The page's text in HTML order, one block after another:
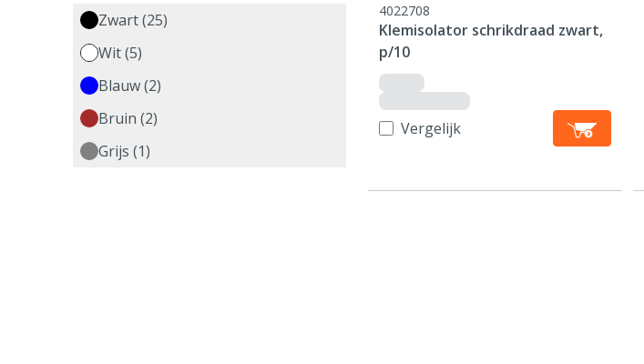
Zwart (25)
Wit (5)
Blauw (2)
Bruin (2)
Grijs (1)
4022708
Klemisolator schrikdraad zwart,
p/10
Vergelijk